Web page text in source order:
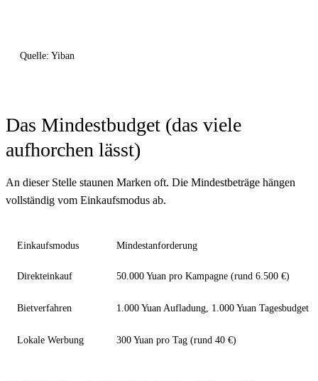
Quelle: Yiban
Das Mindestbudget (das viele
aufhorchen lässt)
An dieser Stelle staunen Marken oft. Die Mindestbeträge hängen
vollständig vom Einkaufsmodus ab.
Einkaufsmodus Mindestanforderung
Direkteinkauf 50.000 Yuan pro Kampagne (rund 6.500 €)
Bietverfahren 1.000 Yuan Aufladung, 1.000 Yuan Tagesbudget
Lokale Werbung 300 Yuan pro Tag (rund 40 €)